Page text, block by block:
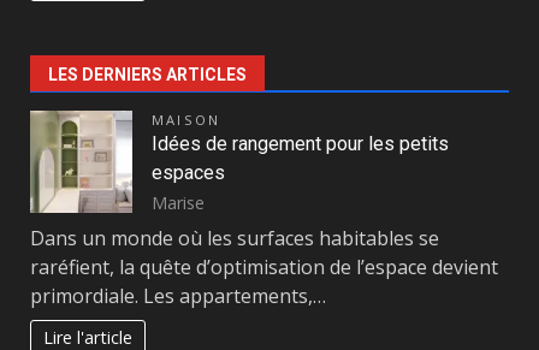
LES DERNIERS ARTICLES
MAISON
Idées de rangement pour les petits
espaces
Marise
Dans un monde où les surfaces habitables se
raréfient, la quête d’optimisation de l’espace devient
primordiale. Les appartements,…
Lire l'article